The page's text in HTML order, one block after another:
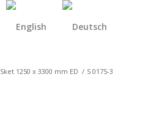
Sket 1250 x 3300 mm ED / S 0175-3